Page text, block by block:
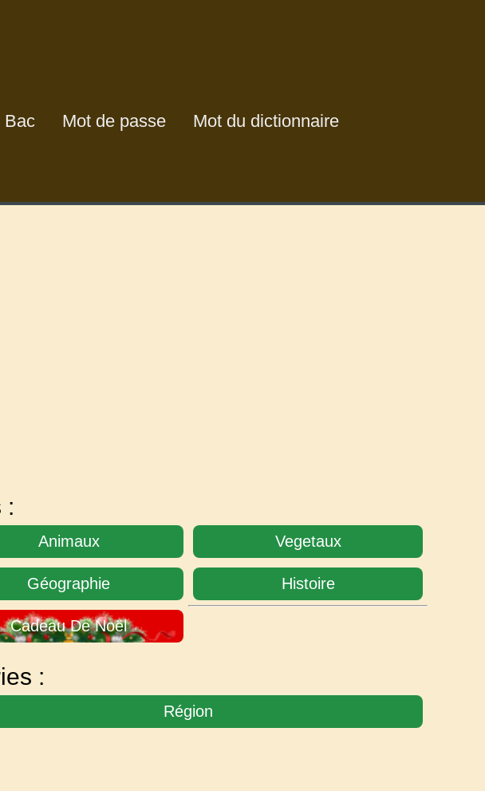
Bac Mot de passe Mot du dictionnaire
:
Animaux Vegetaux
Géographie Histoire
Cadeau De Noël
:
Région